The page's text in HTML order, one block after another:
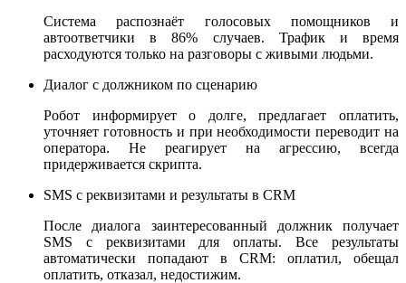
Система распознаёт голосовых помощников и
автоответчики в 86% случаев. Трафик и время
расходуются только на разговоры с живыми людьми.
Диалог с должником по сценарию
Робот информирует о долге, предлагает оплатить,
уточняет готовность и при необходимости переводит на
оператора. Не реагирует на агрессию, всегда
придерживается скрипта.
SMS с реквизитами и результаты в CRM
После диалога заинтересованный должник получает
SMS с реквизитами для оплаты. Все результаты
автоматически попадают в CRM: оплатил, обещал
оплатить, отказал, недостижим.